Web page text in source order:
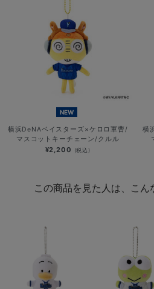
NEW
横浜DeNAベイスターズ×ケロロ軍曹/
マスコットキーチェーン/クルル
¥2,200 (税込)
横
この商品を見た人は、こん